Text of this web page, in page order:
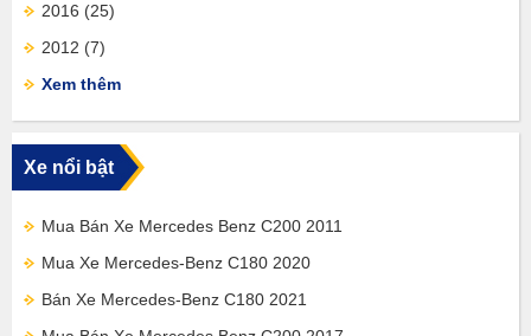
2016 (25)
2012 (7)
Xem thêm
Xe nổi bật
Mua Bán Xe Mercedes Benz C200 2011
Mua Xe Mercedes-Benz C180 2020
Bán Xe Mercedes-Benz C180 2021